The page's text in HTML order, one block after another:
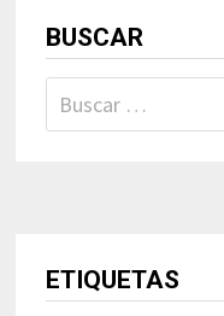
BUSCAR
Buscar:
ETIQUETAS